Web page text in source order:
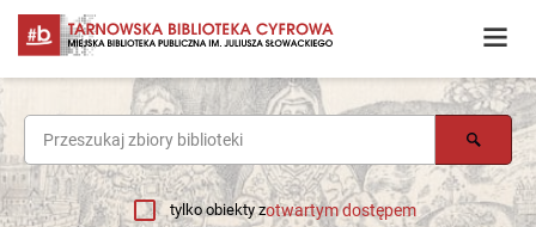
tylko obiekty zotwartym dostępem